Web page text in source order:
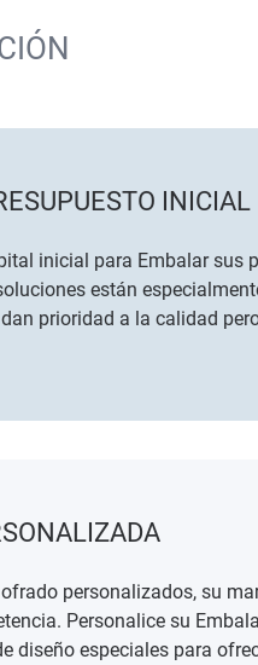
INICIAL
inicial para Embalar sus
están
prioridad a la calidad
personalizados, su
Personalice su
diseño especiales para